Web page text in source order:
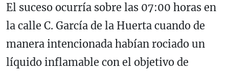
El suceso ocurría sobre las 07:00 horas en
la calle C. García de la Huerta cuando de
manera intencionada habían rociado un
líquido inflamable con el objetivo de